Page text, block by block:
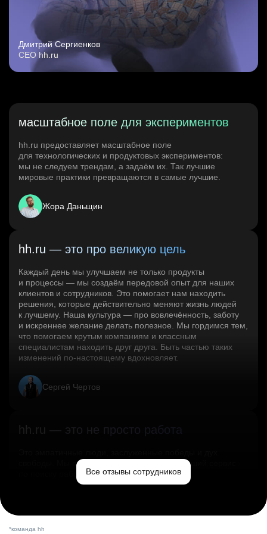
Дмитрий Сергиенков
CEO hh.ru
масштабное поле для экспериментов
hh.ru предоставляет масштабное поле
для технологических и продуктовых экспериментов:
мы не следуем трендам, а задаём их. Так лучшие
мировые практики превращаются в самые лучшие.
Жора Даньщин
hh.ru — это про великую цель
Каждый день мы улучшаем не только продукты
и процессы — мы создаём передовой опыт для наших
клиентов и сотрудников. Это помогает нам находить
решения, которые действительно меняют жизнь людей
к лучшему. Наша культура — про вовлечённость, заботу
и искреннее желание делать полезное. Мы гордимся тем,
что помогаем крутым компаниям и классным
специалистам находить друг друга. Быть частью таких
изменений по‑настоящему вдохновляет.
Сергей Чертов
hh.ru — это не просто работа
свободы. Мы помогаем миру и создаём лучший сервис
по поиску работы в стране.Все отзывы сотрудников
*команда hh